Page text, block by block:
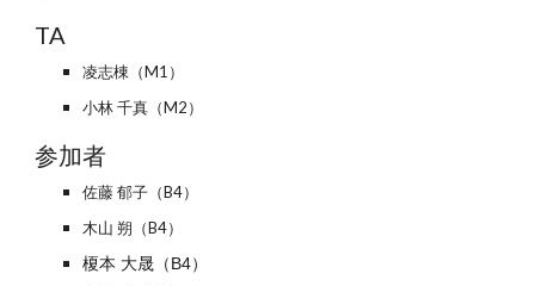
TA
凌志棟 （M1）
小林 千真（M2）
参加者
佐藤 郁子（B4）
木山 朔（B4）
榎本 大晟（B4）